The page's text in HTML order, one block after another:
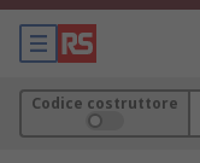
Codice costruttore